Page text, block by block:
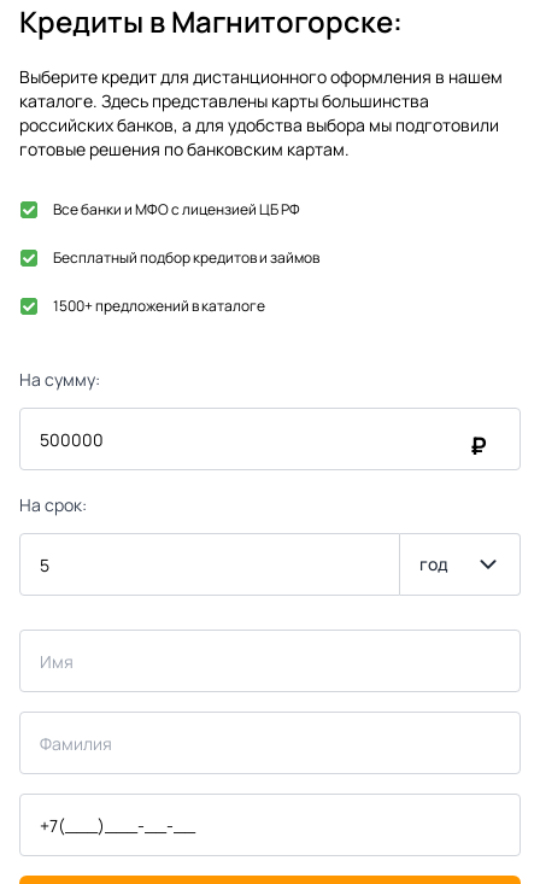
Кредиты вМагнитогорске:
Выберите кредит для дистанционного оформления в нашем
каталоге. Здесь представлены карты большинства
российских банков, а для удобства выбора мы подготовили
готовые решения по банковским картам.
Все банки и МФО с лицензией ЦБ РФ
Бесплатный подбор кредитов и займов
1500+ предложений в каталоге
На сумму:
₽
На срок:
год